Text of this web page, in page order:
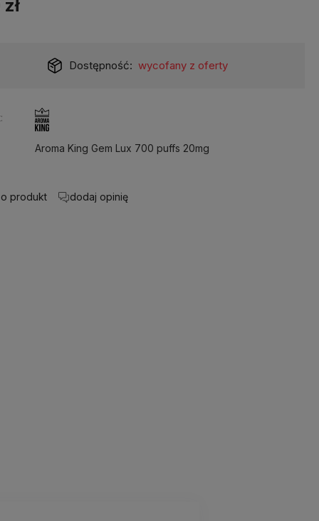
Dostępność: wycofany z oferty
Aroma King Gem Lux 700 puffs 20mg
produkt dodaj opinię